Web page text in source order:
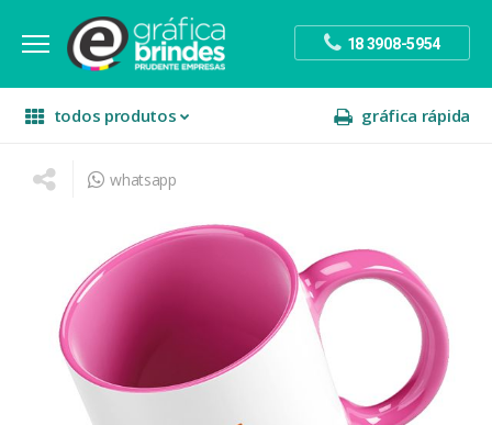
18 3908-5954
todos produtos gráfica rápida
escritório
festa
decoração
whatsapp